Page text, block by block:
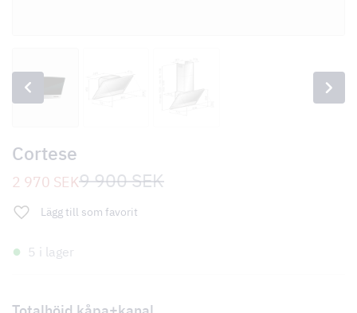
Cortese
9 900SEK
Det
ursprungliga
priset
var:
900 SEK.
2 970 SEK
Det
nuvarande
priset
är:
970 SEK.
Lägg till som favorit
5 i lager